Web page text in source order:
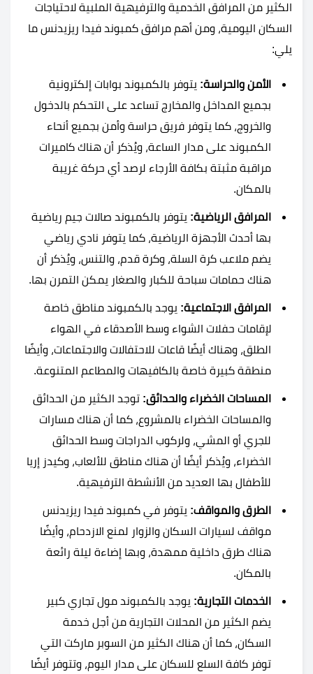
الكثير من المرافق الخدمية والترفيهية الملبية لاحتياجات
السكان اليومية، ومن أهم مرافق كمبوند فيدا ريزيدنس ما
يلي:
الأمن والحراسة: يتوفر بالكمبوند بوابات إلكترونية
بجميع المداخل والمخارج تساعد على التحكم بالدخول
والخروج، كما يتوفر فريق حراسة وأمن بجميع أنحاء
الكمبوند على مدار الساعة، ويُذكر أن هناك كاميرات
مراقبة مثبتة بكافة الأرجاء لرصد أي حركة غريبة
بالمكان.
المرافق الرياضية: يتوفر بالكمبوند صالات جيم رياضية
بها أحدث الأجهزة الرياضية، كما يتوفر نادي رياضي
يضم ملاعب كرة السلة، وكرة قدم، والتنس، ويُذكر أن
هناك حمامات سباحة للكبار والصغار يمكن التمرن بها.
المرافق الاجتماعية: يوجد بالكمبوند مناطق خاصة
لإقامات حفلات الشواء وسط الأصدقاء في الهواء
الطلق، وهناك أيضًا قاعات للاحتفالات والاجتماعات، وأيضًا
منطقة كبيرة خاصة بالكافيهات والمطاعم المتنوعة.
المساحات الخضراء والحدائق: توجد الكثير من الحدائق
والمساحات الخضراء بالمشروع، كما أن هناك مسارات
للجري أو المشي، ولركوب الدراجات وسط الحدائق
الخضراء، ويُذكر أيضًا أن هناك مناطق للألعاب، وكيدز إريا
للأطفال بها العديد من الأنشطة الترفيهية.
الطرق والمواقف: يتوفر في كمبوند فيدا ريزيدنس
مواقف لسيارات السكان والزوار لمنع الازدحام، وأيضًا
هناك طرق داخلية ممهدة، وبها إضاءة ليلة رائعة
بالمكان.
الخدمات التجارية: يوجد بالكمبوند مول تجاري كبير
يضم الكثير من المحلات التجارية من أجل خدمة
السكان، كما أن هناك الكثير من السوبر ماركت التي
توفر كافة السلع للسكان على مدار اليوم، وتتوفر أيضًا